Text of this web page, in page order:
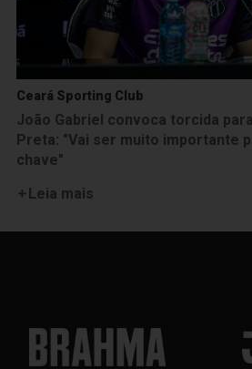
Ceará Sporting Club
João Gabriel convoca torcida
Preta: "Vai ser muito importante
chave"
Leia mais